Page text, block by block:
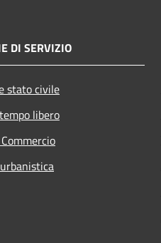
DI SERVIZIO
stato civile
libero